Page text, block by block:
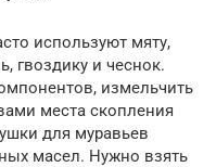
используют мяту,
гвоздику и чеснок.
измельчить
места скопления
для муравьев
масел. Нужно взять